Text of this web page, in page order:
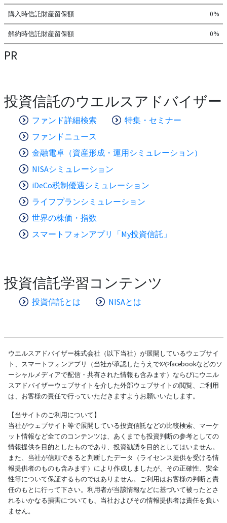
購入時信託財産留保額 0%
解約時信託財産留保額 0%
PR
投資信託のウエルスアドバイザー
ファンド詳細検索
特集・セミナー
ファンドニュース
金融電卓（資産形成・運用シミュレーション）
NISAシミュレーション
iDeCo税制優遇シミュレーション
ライフプランシミュレーション
世界の株価・指数
スマートフォンアプリ「My投資信託」
投資信託学習コンテンツ
投資信託とは NISAとは
ウエルスアドバイザー株式会社（以下当社）が展開しているウェブサイ
ト、スマートフォンアプリ（当社が承認したうえでXやfacebookなどのソ
ーシャルメディアで配信・共有された情報も含みます）ならびにウエル
スアドバイザーウェブサイトを介した外部ウェブサイトの閲覧、ご利用
は、お客様の責任で行っていただきますようお願いいたします。
【当サイトのご利用について】
当社がウェブサイト等で展開している投資信託などの比較検索、マーケ
ット情報など全てのコンテンツは、あくまでも投資判断の参考としての
情報提供を目的としたものであり、投資勧誘を目的としてはいません。
また、当社が信頼できると判断したデータ（ライセンス提供を受ける情
報提供者のものも含みます）により作成しましたが、その正確性、安全
性等について保証するものではありません。ご利用はお客様の判断と責
任のもとに行って下さい。利用者が当該情報などに基づいて被ったとさ
れるいかなる損害についても、当社およびその情報提供者は責任を負い
ません。